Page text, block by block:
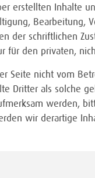
erstellten Inhalte
Bearbeitung,
der schriftlichen
für den privaten,
Seite nicht vom
Dritter als solche
werden,
wir derartige